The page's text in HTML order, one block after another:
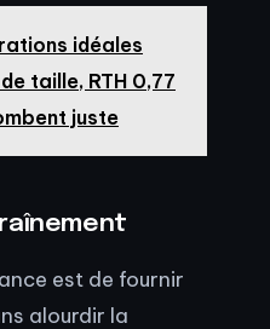
idéales
taille, RTH 0,77
juste
est de fournir
alourdir la